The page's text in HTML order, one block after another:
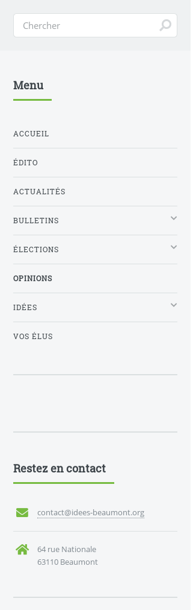
Menu
ACCUEIL
ÉDITO
ACTUALITÉS
BULLETINS
ÉLECTIONS
OPINIONS
IDÉES
VOS ÉLUS
Restez en contact
contact@idees-beaumont.org
64 rue Nationale
63110 Beaumont